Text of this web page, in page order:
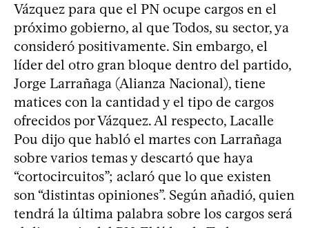
Vázquez para que el PN ocupe cargos en el
próximo gobierno, al que Todos, su sector, ya
consideró positivamente. Sin embargo, el
líder del otro gran bloque dentro del partido,
Jorge Larrañaga (Alianza Nacional), tiene
matices con la cantidad y el tipo de cargos
ofrecidos por Vázquez. Al respecto, Lacalle
Pou dijo que habló el martes con Larrañaga
sobre varios temas y descartó que haya
“cortocircuitos”; aclaró que lo que existen
son “distintas opiniones”. Según añadió, quien
tendrá la última palabra sobre los cargos será